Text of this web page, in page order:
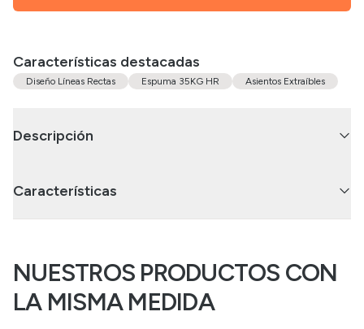
Características destacadas
Diseño Líneas Rectas Espuma 35KG HR Asientos Extraíbles
Descripción
Características
NUESTROS PRODUCTOS CON
LA MISMA MEDIDA